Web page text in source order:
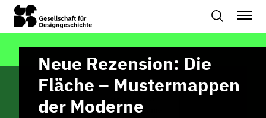
Neue Rezension: Die
Fläche – Mustermappen
der Moderne